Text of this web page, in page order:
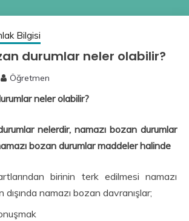
Bilgisi
durumlar neler olabilir?
Öğretmen
neler olabilir?
nelerdir, namazı bozan durumlar
bozan durumlar maddeler halinde
birinin terk edilmesi namazı
dışında namazı bozan davranışlar;